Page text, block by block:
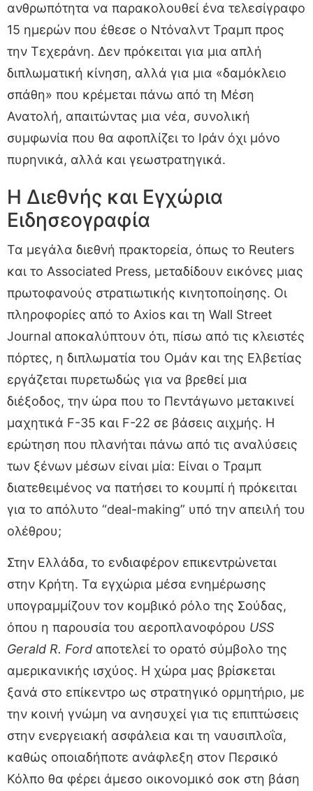
ανθρωπότητα να παρακολουθεί ένα τελεσίγραφο
15 ημερών που έθεσε ο Ντόναλντ Τραμπ προς
την Τεχεράνη. Δεν πρόκειται για μια απλή
διπλωματική κίνηση, αλλά για μια «δαμόκλειο
σπάθη» που κρέμεται πάνω από τη Μέση
Ανατολή, απαιτώντας μια νέα, συνολική
συμφωνία που θα αφοπλίζει το Ιράν όχι μόνο
πυρηνικά, αλλά και γεωστρατηγικά.
Η Διεθνής και Εγχώρια
Ειδησεογραφία
Τα μεγάλα διεθνή πρακτορεία, όπως το Reuters
και το Associated Press, μεταδίδουν εικόνες μιας
πρωτοφανούς στρατιωτικής κινητοποίησης. Οι
πληροφορίες από το Axios και τη Wall Street
Journal αποκαλύπτουν ότι, πίσω από τις κλειστές
πόρτες, η διπλωματία του Ομάν και της Ελβετίας
εργάζεται πυρετωδώς για να βρεθεί μια
διέξοδος, την ώρα που το Πεντάγωνο μετακινεί
μαχητικά F-35 και F-22 σε βάσεις αιχμής. Η
ερώτηση που πλανήται πάνω από τις αναλύσεις
των ξένων μέσων είναι μία: Είναι ο Τραμπ
διατεθειμένος να πατήσει το κουμπί ή πρόκειται
για το απόλυτο “deal-making” υπό την απειλή του
ολέθρου;
Στην Ελλάδα, το ενδιαφέρον επικεντρώνεται
στην Κρήτη. Τα εγχώρια μέσα ενημέρωσης
υπογραμμίζουν τον κομβικό ρόλο της Σούδας,
όπου η παρουσία του αεροπλανοφόρου USS
Gerald R. Ford αποτελεί το ορατό σύμβολο της
αμερικανικής ισχύος. Η χώρα μας βρίσκεται
ξανά στο επίκεντρο ως στρατηγικό ορμητήριο, με
την κοινή γνώμη να ανησυχεί για τις επιπτώσεις
στην ενεργειακή ασφάλεια και τη ναυσιπλοΐα,
καθώς οποιαδήποτε ανάφλεξη στον Περσικό
Κόλπο θα φέρει άμεσο οικονομικό σοκ στη βάση